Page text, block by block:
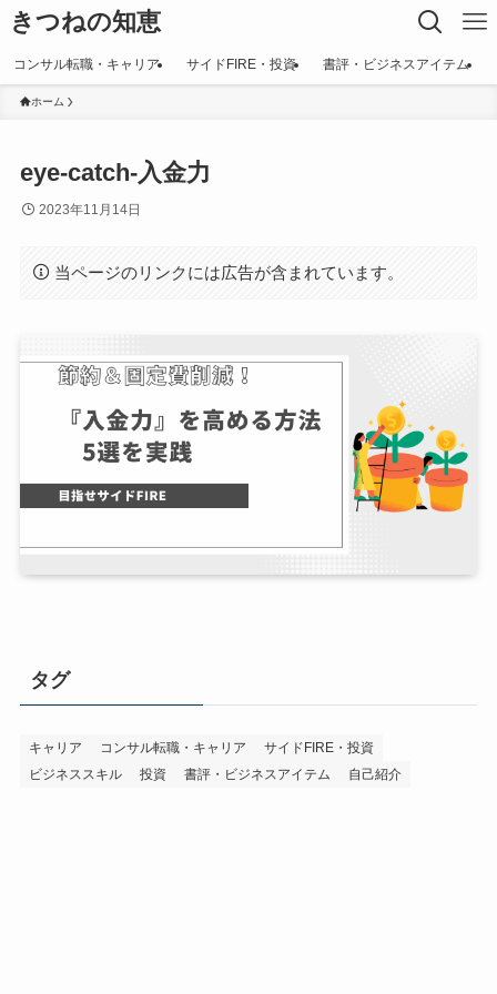
きつねの知恵
コンサル転職・キャリア サイドFIRE・投資 書評・ビジネスアイテム
ホーム
eye-catch-入金力
2023年11月14日
当ページのリンクには広告が含まれています。
タグ
キャリア コンサル転職・キャリア
サイドFIRE・投資
ビジネススキル
投資 書評・ビジネスアイテム 自己紹介